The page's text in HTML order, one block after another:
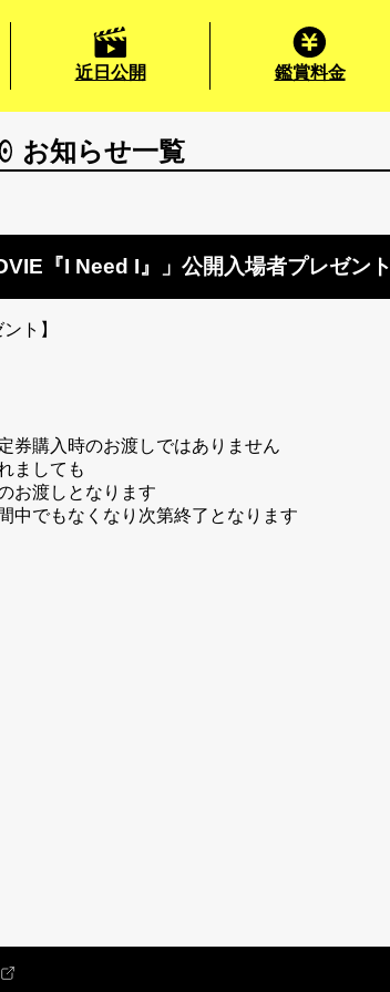
近日公開 鑑賞料金
お知らせ一覧
『I Need I』」公開入場者プレゼント
ト】
券購入時のお渡しではありません
ましても
お渡しとなります
中でもなくなり次第終了となります